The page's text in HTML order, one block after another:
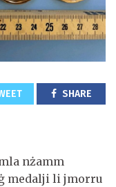
SHARE
nżamm
medalji li jmorru